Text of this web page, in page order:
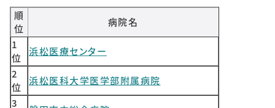
順
位
病院名
1
位 浜松医療センター
2
位 浜松医科大学医学部附属病院
3
RECRUIT
採用情報
新卒採用 中途採用
個人情報保護方針 個人情報取り扱いについて